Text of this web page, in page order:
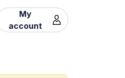
My
account